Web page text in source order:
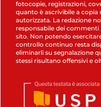
fotocopie, registrazioni,
quanto è ascrivibile a copia
autorizzata. La redazione
responsabile dei commenti
sito. Non potendo
controllo continuo resta
eliminarli su segnalazione
stessi risultano offensivi e